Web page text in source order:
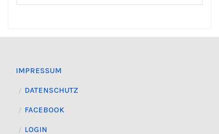
IMPRESSUM
DATENSCHUTZ
FACEBOOK
LOGIN